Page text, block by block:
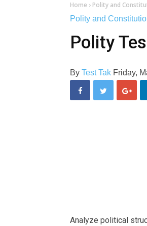
Home › Polity and
Polity and
Polity
By Test Tak Friday,
Analyze political